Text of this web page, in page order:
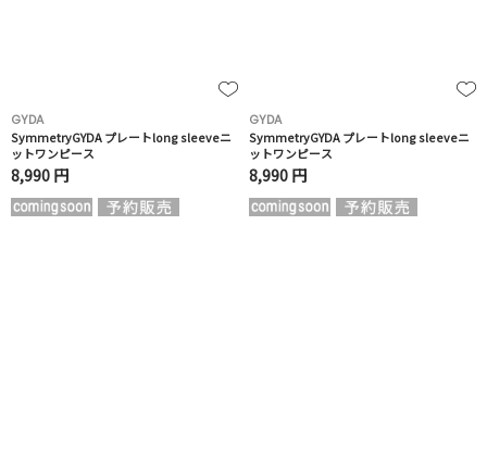
GYDA
SymmetryGYDA プレートlong sleeveニ
ットワンピース
8,990 円
GYDA
SymmetryGYDA プレートlong sleeveニ
ットワンピース
8,990 円